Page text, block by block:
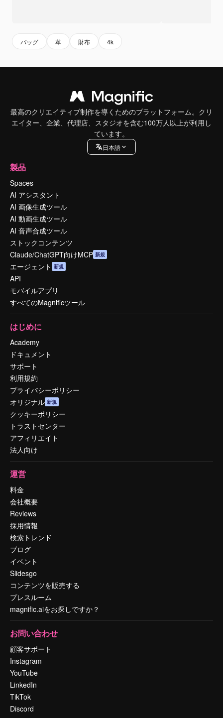
バッグ 革 財布 4k
最高のクリエイティブ制作を導くためのプラットフォーム。クリ
エイター、企業、代理店、スタジオを含む100万人以上が利用し
ています。
日本語
製品
Spaces
AI アシスタント
AI 画像生成ツール
AI 動画生成ツール
AI 音声合成ツール
ストックコンテンツ
Claude/ChatGPT向けMCP 新規
エージェント 新規
API
モバイルアプリ
すべてのMagnificツール
はじめに
Academy
ドキュメント
サポート
利用規約
プライバシーポリシー
オリジナル 新規
クッキーポリシー
トラストセンター
アフィリエイト
法人向け
運営
料金
会社概要
Reviews
採用情報
検索トレンド
ブログ
イベント
Slidesgo
コンテンツを販売する
プレスルーム
magnific.aiをお探しですか？
お問い合わせ
顧客サポート
Instagram
YouTube
LinkedIn
TikTok
Discord